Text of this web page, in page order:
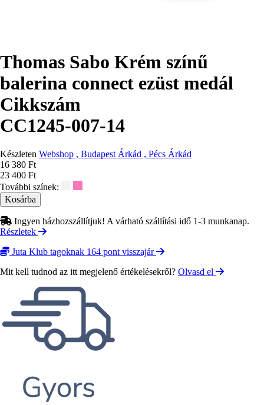
Thomas Sabo Krém színű
balerina connect ezüst medál
Cikkszám
CC1245-007-14
Készleten Webshop , Budapest Árkád , Pécs Árkád
Ár
16 380 Ft
23 400 Ft
További színek:
Ingyen házhozszállítjuk! A várható szállítási idő 1-3 munkanap.
Részletek
Juta Klub tagoknak 164 pont visszajár
Mit kell tudnod az itt megjelenő értékelésekről? Olvasd el